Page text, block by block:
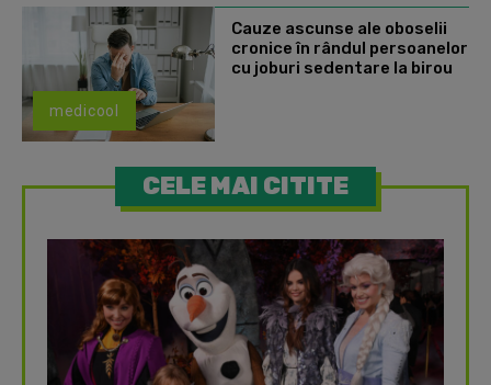
medicool
Cauze ascunse ale oboselii
cronice în rândul persoanelor
cu joburi sedentare la birou
CELE MAI CITITE